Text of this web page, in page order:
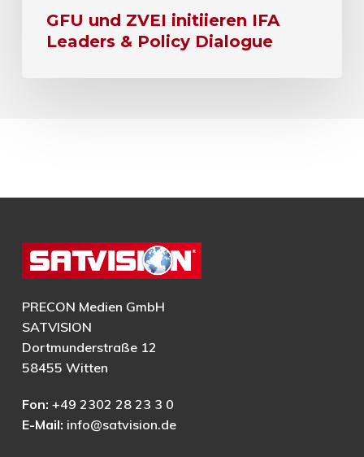
GFU und ZVEI initiieren IFA
Leaders & Policy Dialogue
PRECON Medien GmbH
SATVISION
Dortmunderstraße 12
58455 Witten
Fon: +49 2302 28 23 3 0
E-Mail: info@satvision.de